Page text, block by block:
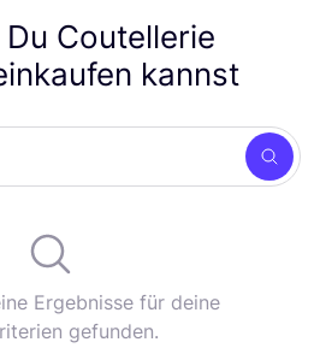
Coutellerie
kannst
Ergebnisse für deine
gefunden.